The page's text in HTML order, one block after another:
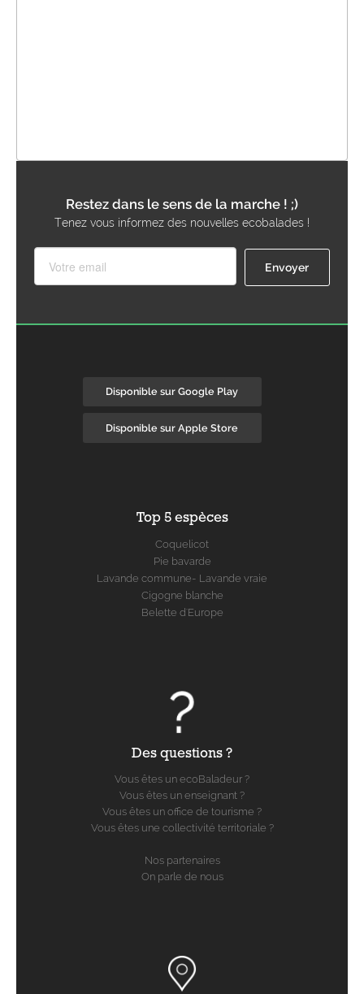
Restez dans le sens de la marche ! ;)
Tenez vous informez des nouvelles ecobalades !
Disponible sur Google Play
Disponible sur Apple Store
Top 5 espèces
Coquelicot
Pie bavarde
Lavande commune- Lavande vraie
Cigogne blanche
Belette d'Europe
Des questions ?
Vous êtes un ecoBaladeur ?
Vous êtes un enseignant ?
Vous êtes un office de tourisme ?
Vous êtes une collectivité territoriale ?
Nos partenaires
On parle de nous